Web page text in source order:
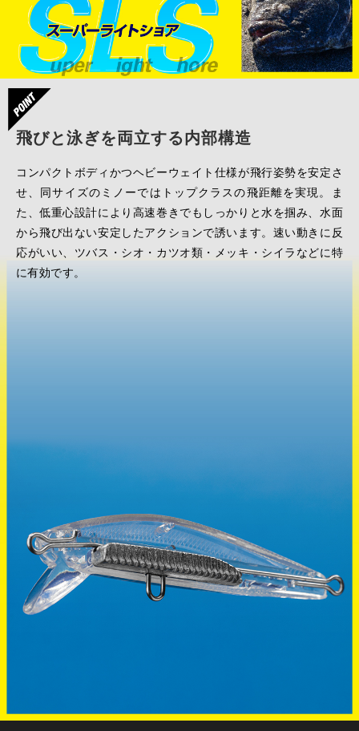
飛びと泳ぎを両立する内部構造
コンパクトボディかつヘビーウェイト仕様が飛行姿勢を安定さ
せ、同サイズのミノーではトップクラスの飛距離を実現。ま
た、低重心設計により高速巻きでもしっかりと水を掴み、水面
から飛び出ない安定したアクションで誘います。速い動きに反
応がいい、ツバス・シオ・カツオ類・メッキ・シイラなどに特
に有効です。